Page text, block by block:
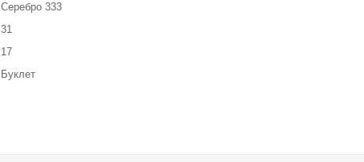
Серебро 333
31
17
Буклет